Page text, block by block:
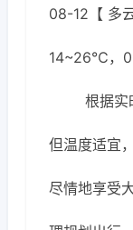
08-12【 多
14~26℃，
根据实
但温度适宜
尽情地享受